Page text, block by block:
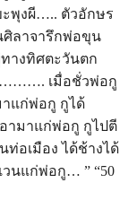
พุงผี….. ตัวอักษร
ศิลาจารึกพ่อขุน
างทิศตะวันตก
เมื่อชั่วพ่อกู
าแก่พ่อกู กูได้
ามาแก่พ่อกู กูไปตี
ท่อเมือง ได้ช้างได้
วนแก่พ่อกู… ” “50